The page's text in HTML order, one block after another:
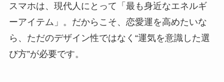
スマホは、現代人にとって「最も身近なエネルギ
ーアイテム」。だからこそ、恋愛運を高めたいな
ら、ただのデザイン性ではなく“運気を意識した選
び方”が必要です。